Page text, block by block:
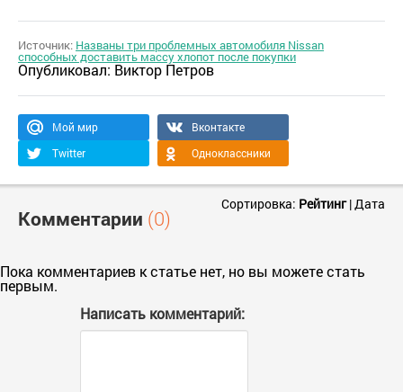
Источник: Названы три проблемных автомобиля Nissan
способных доставить массу хлопот после покупки
Опубликовал: Виктор Петров
Мой мир
Вконтакте
Twitter
Одноклассники
Комментарии (0)
Сортировка: Рейтинг|Дата
Пока комментариев к статье нет, но вы можете стать
первым.
Написать комментарий: